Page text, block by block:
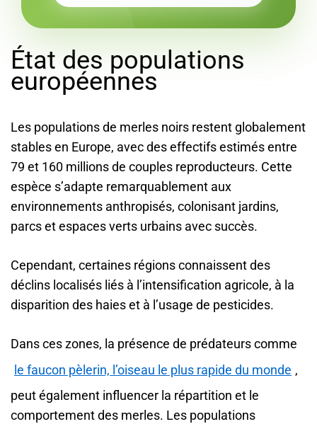
État des populations
européennes
Les populations de merles noirs restent globalement
stables en Europe, avec des effectifs estimés entre
79 et 160 millions de couples reproducteurs. Cette
espèce s’adapte remarquablement aux
environnements anthropisés, colonisant jardins,
parcs et espaces verts urbains avec succès.
Cependant, certaines régions connaissent des
déclins localisés liés à l’intensification agricole, à la
disparition des haies et à l’usage de pesticides.
Dans ces zones, la présence de prédateurs comme
le faucon pèlerin, l’oiseau le plus rapide du monde ,
peut également influencer la répartition et le
comportement des merles. Les populations